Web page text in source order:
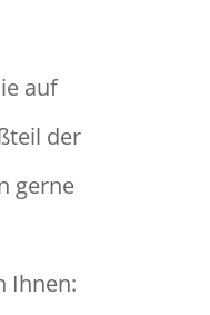
auf
der
gerne
Ihnen: